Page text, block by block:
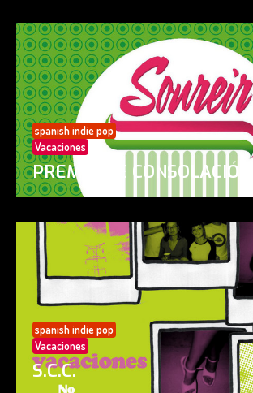
spanish indie pop
Vacaciones
PREMIO DE CONSOLACIÓN
spanish indie pop
Vacaciones
S.C.C.